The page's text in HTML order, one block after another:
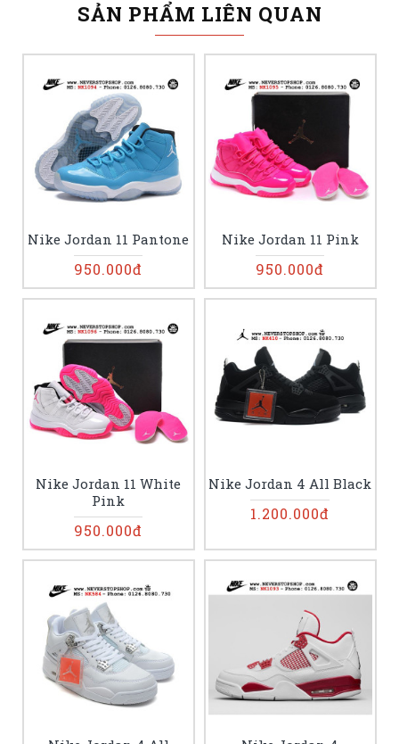
SẢN PHẨM LIÊN QUAN
Nike Jordan 11 Pantone
950.000đ
Nike Jordan 11 Pink
950.000đ
Nike Jordan 11 White
Pink
950.000đ
Nike Jordan 4 All Black
1.200.000đ